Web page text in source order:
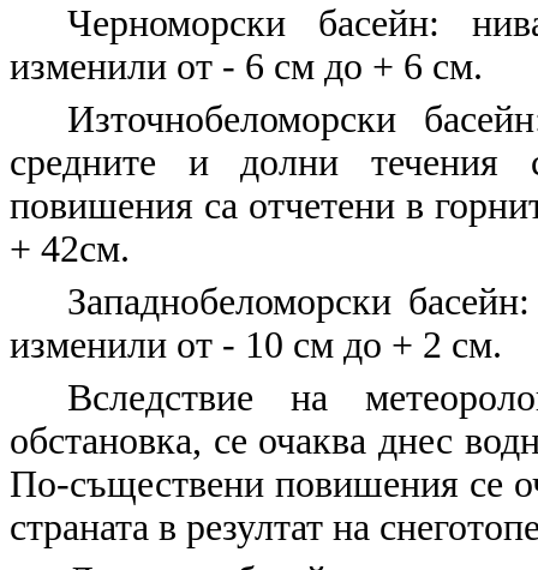
Черноморски басейн:
изменили от - 6 см до + 6 см.
Източнобеломорски
средните и долни течения
повишения са отчетени в
+ 42см.
Западнобеломорски басейн
изменили от - 10 см до + 2 см.
Вследствие на
обстановка, се очаква днес
По-съществени повишения се
страната в резултат на